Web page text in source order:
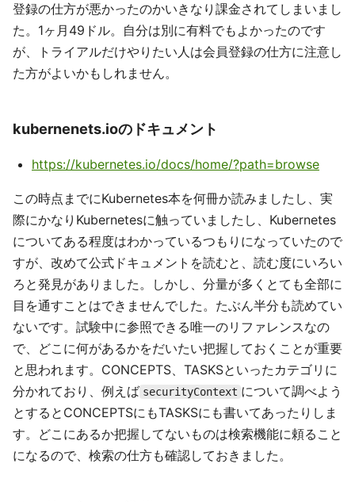
登録の仕方が悪かったのかいきなり課金されてしまいまし
た。1ヶ月49ドル。自分は別に有料でもよかったのです
が、トライアルだけやりたい人は会員登録の仕方に注意し
た方がよいかもしれません。
kubernenets.ioのドキュメント
https://kubernetes.io/docs/home/?path=browse
この時点までにKubernetes本を何冊か読みましたし、実
際にかなりKubernetesに触っていましたし、Kubernetes
についてある程度はわかっているつもりになっていたので
すが、改めて公式ドキュメントを読むと、読む度にいろい
ろと発見がありました。しかし、分量が多くとても全部に
目を通すことはできませんでした。たぶん半分も読めてい
ないです。試験中に参照できる唯一のリファレンスなの
で、どこに何があるかをだいたい把握しておくことが重要
と思われます。CONCEPTS、TASKSといったカテゴリに
分かれており、例えば securityContext について調べよう
とするとCONCEPTSにもTASKSにも書いてあったりしま
す。どこにあるか把握してないものは検索機能に頼ること
になるので、検索の仕方も確認しておきました。